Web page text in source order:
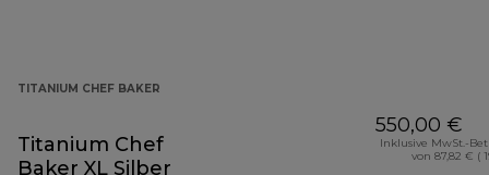
TITANIUM CHEF BAKER
Titanium Chef
Baker XL Silber
550,00 €
Inklusive MwSt.-
von 87,82 € (